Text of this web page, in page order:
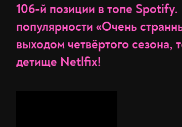
106-й позиции в топе
популярности «Очень
выходом четвёртого сезона,
детище Netlfix!